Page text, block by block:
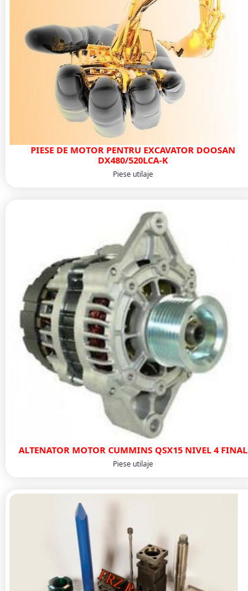
PIESE DE MOTOR PENTRU EXCAVATOR DOOSAN
DX480/520LCA-K
Piese utilaje
ALTENATOR MOTOR CUMMINS QSX15 NIVEL 4 FINAL
Piese utilaje